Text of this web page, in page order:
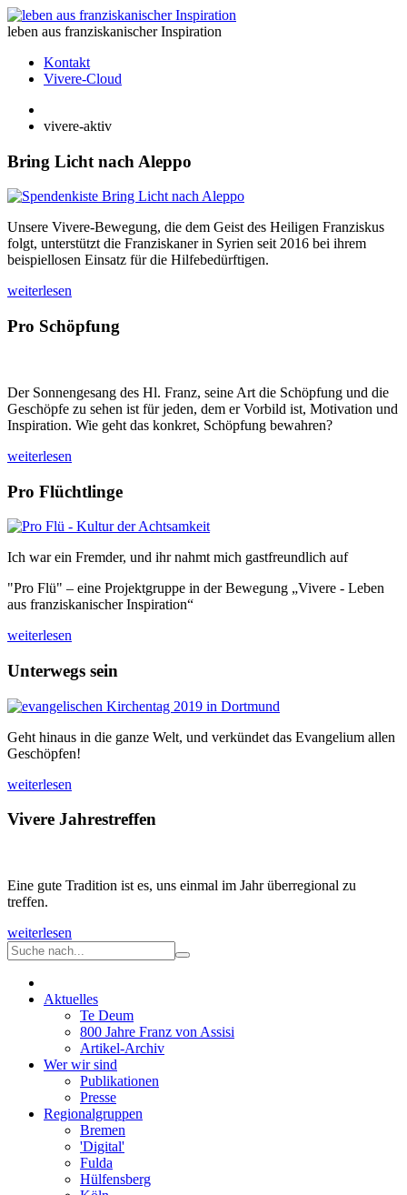
leben aus franziskanischer Inspiration
Kontakt
Vivere-Cloud
vivere-aktiv
Bring Licht nach Aleppo
Unsere Vivere-Bewegung, die dem Geist des Heiligen Franziskus
folgt, unterstützt die Franziskaner in Syrien seit 2016 bei ihrem
beispiellosen Einsatz für die Hilfebedürftigen.
weiterlesen
Pro Schöpfung
Der Sonnengesang des Hl. Franz, seine Art die Schöpfung und die
Geschöpfe zu sehen ist für jeden, dem er Vorbild ist, Motivation und
Inspiration. Wie geht das konkret, Schöpfung bewahren?
weiterlesen
Pro Flüchtlinge
Ich war ein Fremder, und ihr nahmt mich gastfreundlich auf
"Pro Flü" – eine Projektgruppe in der Bewegung „Vivere - Leben
aus franziskanischer Inspiration“
weiterlesen
Unterwegs sein
Geht hinaus in die ganze Welt, und verkündet das Evangelium allen
Geschöpfen!
weiterlesen
Vivere Jahrestreffen
Eine gute Tradition ist es, uns einmal im Jahr überregional zu
treffen.
weiterlesen
Aktuelles
Te Deum
800 Jahre Franz von Assisi
Artikel-Archiv
Wer wir sind
Publikationen
Presse
Regionalgruppen
Bremen
'Digital'
Fulda
Hülfensberg